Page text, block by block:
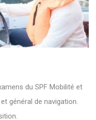
du SPF Mobilité et
général de navigation.